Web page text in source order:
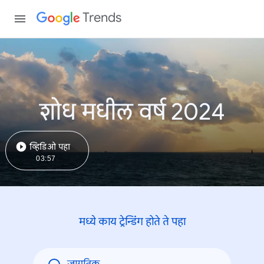
Trends
शोध मधील वर्ष 2024
व्हिडिओ पहा
03:57
मध्ये काय ट्रेन्डिंंग होते ते पहा